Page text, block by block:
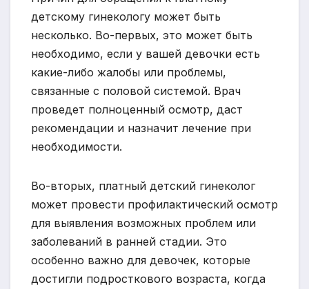
детскому гинекологу может быть
несколько. Во-первых, это может быть
необходимо, если у вашей девочки есть
какие-либо жалобы или проблемы,
связанные с половой системой. Врач
проведет полноценный осмотр, даст
рекомендации и назначит лечение при
необходимости.
Во-вторых, платный детский гинеколог
может провести профилактический осмотр
для выявления возможных проблем или
заболеваний в ранней стадии. Это
особенно важно для девочек, которые
достигли подросткового возраста, когда